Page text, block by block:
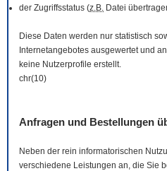
der Zugriffsstatus (z.B. Datei
Diese Daten werden nur statistisch
Internetangebotes ausgewertet und
keine Nutzerprofile erstellt.
chr(10)
Anfragen und Bestellungen
Neben der rein informatorischen
verschiedene Leistungen an, die Sie